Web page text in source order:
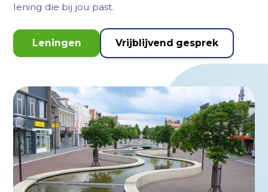
lening die bij jou past.
Leningen Vrijblijvend gesprek